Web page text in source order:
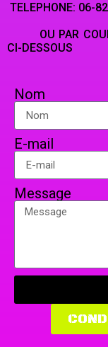
OU PAR
CI-DESSOUS
Nom
E-mail
Message